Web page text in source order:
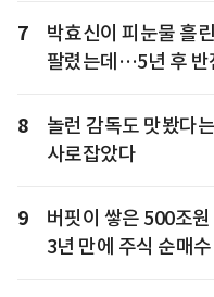
7
박효신이 피눈물 흘
팔렸는데…5년 후 반
8
놀런 감독도 맛봤다
사로잡았다
9
버핏이 쌓은 500조
3년 만에 주식 순매수